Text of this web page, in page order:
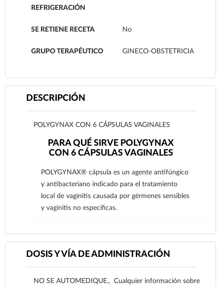
REFRIGERACIÓN
SE RETIENE RECETA No
GRUPO TERAPÉUTICO GINECO-OBSTETRICIA
DESCRIPCIÓN
POLYGYNAX CON 6 CÁPSULAS VAGINALES
PARA QUÉ SIRVE POLYGYNAX
CON 6 CÁPSULAS VAGINALES
POLYGYNAX® cápsula es un agente antifúngico
y antibacteriano indicado para el tratamiento
local de vaginitis causada por gérmenes sensibles
y vaginitis no específicas.
DOSIS Y VÍA DE ADMINISTRACIÓN
NO SE AUTOMEDIQUE., Cualquier información sobre